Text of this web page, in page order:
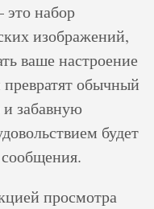
набор
изображений,
ваше настроение
обычный
и забавную
будет
просмотра